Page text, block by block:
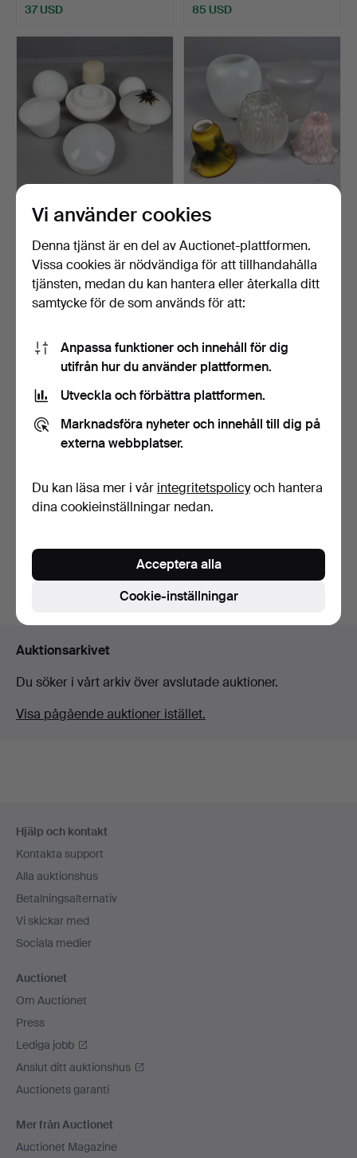
37 USD 85 USD
LAMPKUPOR, 7 st, vitt glas.
Klubbades 24 apr 2026
1 bud
32 USD
LAMPKUPOR, 5 st, bl a i
polykromt glas.
Klubbades 24 apr 2026
1 bud
32 USD
fotogen samt elek…
Klubbades 24 apr 2026
Bevaka sökning
Auktionsarkivet
Du söker i vårt arkiv över avslutade auktioner.
Visa pågående auktioner istället.
Hjälp och kontakt
Kontakta support
Alla auktionshus
Betalningsalternativ
Vi skickar med
Sociala medier
Auctionet
Om Auctionet
Press
Lediga jobb
Anslut ditt auktionshus
Auctionets garanti
Mer från Auctionet
Auctionet Magazine
Vi använder cookies
Denna tjänst är en del av Auctionet-plattformen.
Vissa cookies är nödvändiga för att tillhandahålla
tjänsten, medan du kan hantera eller återkalla ditt
samtycke för de som används för att:
Anpassa funktioner och innehåll för dig
utifrån hur du använder plattformen.
Utveckla och förbättra plattformen.
Marknadsföra nyheter och innehåll till dig på
externa webbplatser.
Du kan läsa mer i vår integritetspolicyoch hantera
dina cookieinställningar nedan.
Cookie-inställningar
Acceptera alla